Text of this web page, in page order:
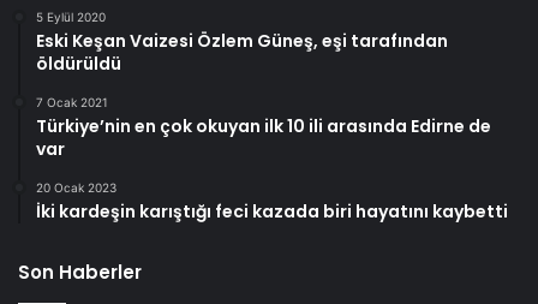
5 Eylül 2020
Eski Keşan Vaizesi Özlem Güneş, eşi tarafından
öldürüldü
7 Ocak 2021
Türkiye’nin en çok okuyan ilk 10 ili arasında Edirne de
var
20 Ocak 2023
İki kardeşin karıştığı feci kazada biri hayatını kaybetti
Son Haberler